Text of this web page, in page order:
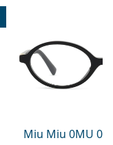
Miu Miu 0MU